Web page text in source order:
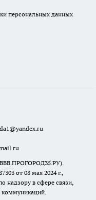
персональных данных
(ВВВ.ПРОГОРОД35.РУ).
от 08 мая 2024 г.,
надзору в сфере связи,